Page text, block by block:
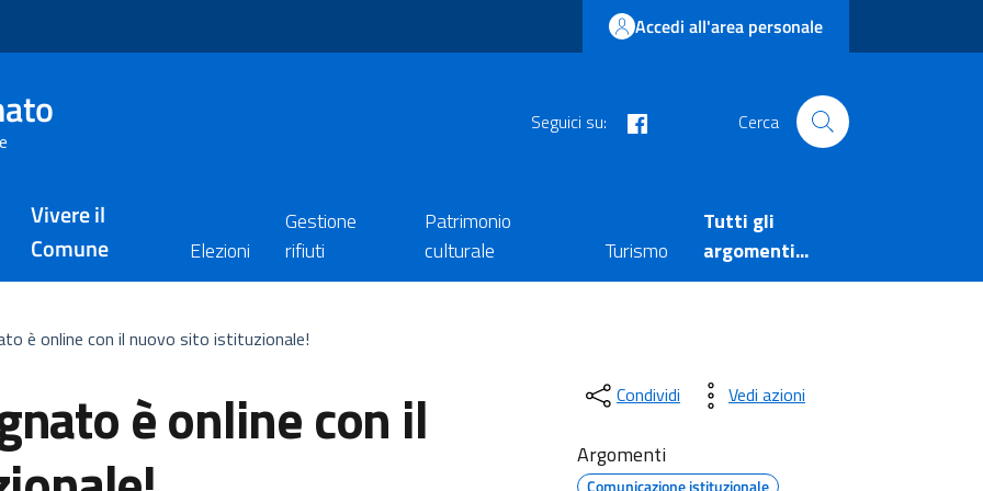
Accedi all'area personale
Seguici su: Cerca
Vivere il
Comune
Elezioni
Gestione
rifiuti
Patrimonio
culturale
Turismo
Tutti gli
argomenti...
è online con il nuovo sito istituzionale!
è online con il
Condividi Vedi azioni
Argomenti
Comunicazione istituzionale